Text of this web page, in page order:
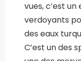
vues, c’est
verdoyants
des eaux
C’est un des